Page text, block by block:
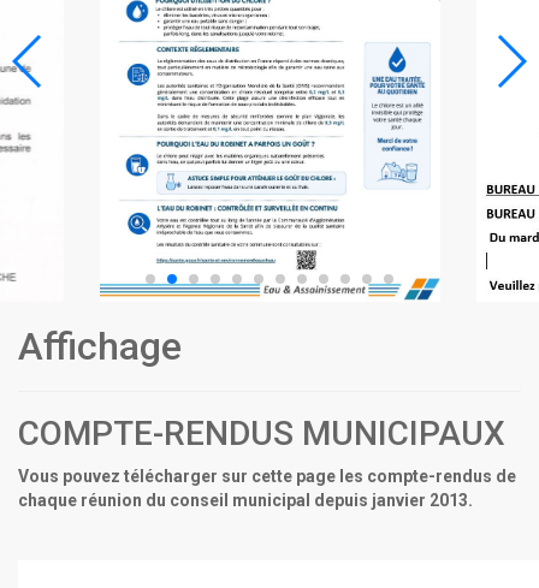
Affichage
COMPTE-RENDUS MUNICIPAUX
Vous pouvez télécharger sur cette page les compte-rendus de
chaque réunion du conseil municipal depuis janvier 2013.